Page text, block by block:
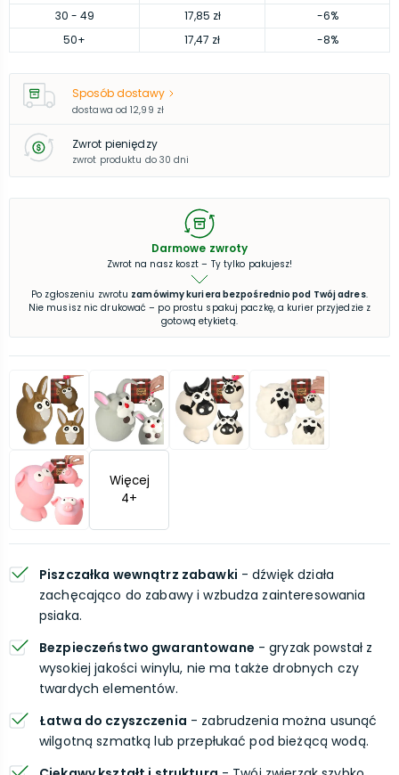
30 - 49 17,85 zł
-6%
50+ 17,47 zł -8%
Sposób dostawy
dostawa od 12,99 zł
Zwrot pieniędzy
zwrot produktu do 30 dni
Darmowe zwroty
Zwrot na nasz koszt – Ty tylko pakujesz!
Po zgłoszeniu zwrotu zamówimy kuriera bezpośrednio pod Twój adres.
Nie musisz nic drukować – po prostu spakuj paczkę, a kurier przyjedzie z
gotową etykietą.
Więcej
4+
Piszczałka wewnątrz zabawki - dźwięk działa
zachęcająco do zabawy i wzbudza zainteresowania
psiaka.
Bezpieczeństwo gwarantowane - gryzak powstał z
wysokiej jakości winylu, nie ma także drobnych czy
twardych elementów.
Łatwa do czyszczenia - zabrudzenia można usunąć
wilgotną szmatką lub przepłukać pod bieżącą wodą.